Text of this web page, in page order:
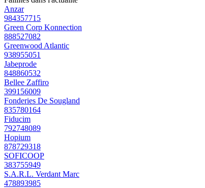
Anzar
984357715
Green Corp Konnection
888527082
Greenwood Atlantic
938955051
Jabeprode
848860532
Bellee Zaffiro
399156009
Fonderies De Sougland
835780164
Fiducim
792748089
Hopium
878729318
SOFICOOP
383755949
S.A.R.L. Verdant Marc
478893985